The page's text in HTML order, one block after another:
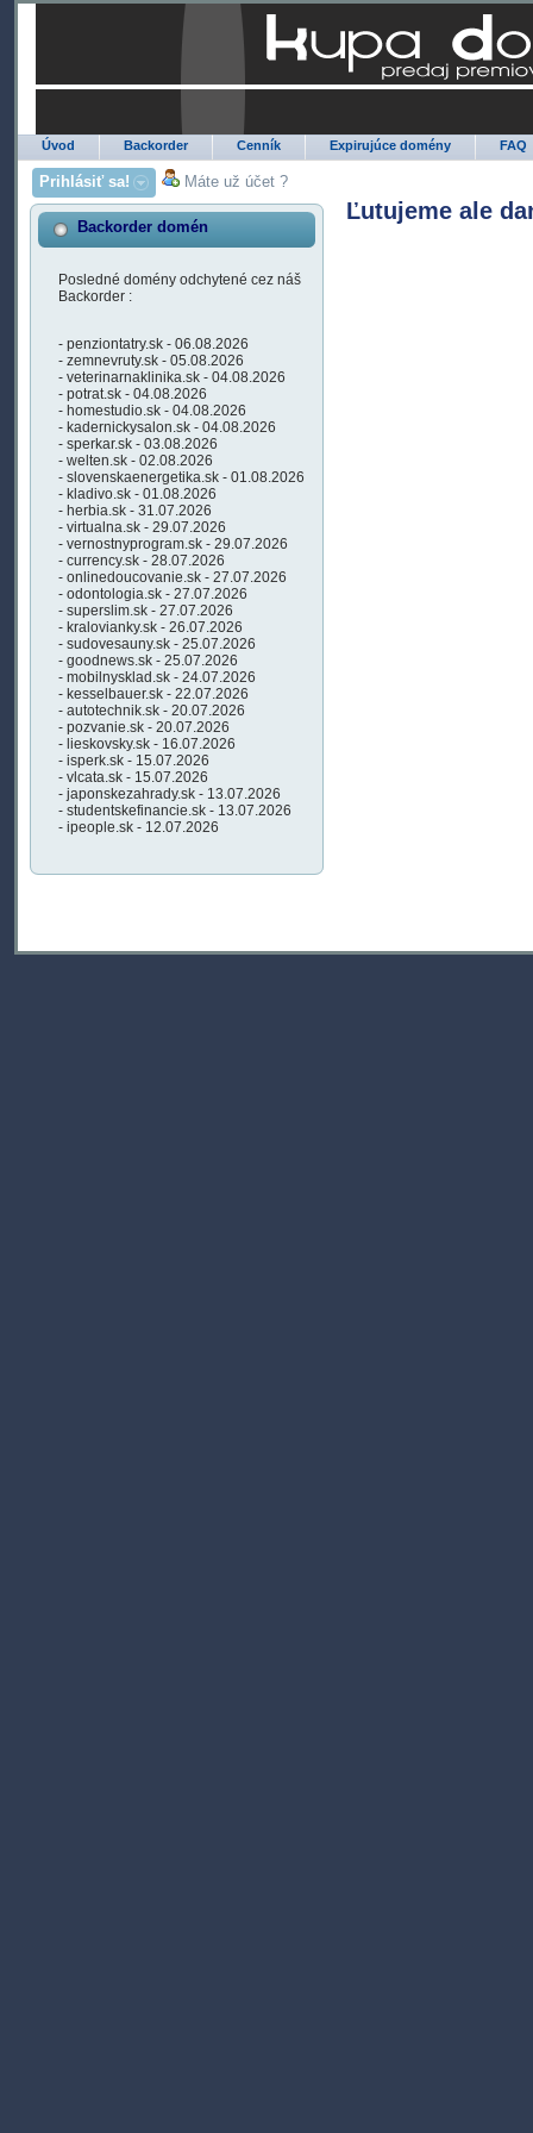
Úvod Backorder Cenník Expirujúce domény FAQ
Prihlásiť sa! Máte už účet ?
Backorder domén
Posledné domény odchytené cez náš
Backorder :
- penziontatry.sk - 06.08.2026
- zemnevruty.sk - 05.08.2026
- veterinarnaklinika.sk - 04.08.2026
- potrat.sk - 04.08.2026
- homestudio.sk - 04.08.2026
- kadernickysalon.sk - 04.08.2026
- sperkar.sk - 03.08.2026
- welten.sk - 02.08.2026
- slovenskaenergetika.sk - 01.08.2026
- kladivo.sk - 01.08.2026
- herbia.sk - 31.07.2026
- virtualna.sk - 29.07.2026
- vernostnyprogram.sk - 29.07.2026
- currency.sk - 28.07.2026
- onlinedoucovanie.sk - 27.07.2026
- odontologia.sk - 27.07.2026
- superslim.sk - 27.07.2026
- kralovianky.sk - 26.07.2026
- sudovesauny.sk - 25.07.2026
- goodnews.sk - 25.07.2026
- mobilnysklad.sk - 24.07.2026
- kesselbauer.sk - 22.07.2026
- autotechnik.sk - 20.07.2026
- pozvanie.sk - 20.07.2026
- lieskovsky.sk - 16.07.2026
- isperk.sk - 15.07.2026
- vlcata.sk - 15.07.2026
- japonskezahrady.sk - 13.07.2026
- studentskefinancie.sk - 13.07.2026
- ipeople.sk - 12.07.2026
Ľutujeme ale